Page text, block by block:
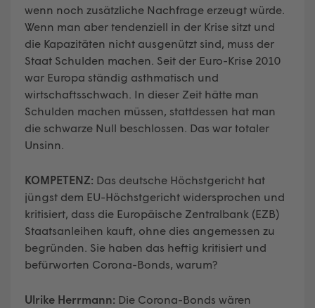
wenn noch zusätzliche Nachfrage erzeugt würde.
Wenn man aber tendenziell in der Krise sitzt und
die Kapazitäten nicht ausgenützt sind, muss der
Staat Schulden machen. Seit der Euro-Krise 2010
war Europa ständig asthmatisch und
wirtschaftsschwach. In dieser Zeit hätte man
Schulden machen müssen, stattdessen hat man
die schwarze Null beschlossen. Das war totaler
Unsinn.
KOMPETENZ: Das deutsche Höchstgericht hat
jüngst dem EU-Höchstgericht widersprochen und
kritisiert, dass die Europäische Zentralbank (EZB)
Staatsanleihen kauft, ohne dies angemessen zu
begründen. Sie haben das heftig kritisiert und
befürworten Corona-Bonds, warum?
Ulrike Herrmann: Die Corona-Bonds wären